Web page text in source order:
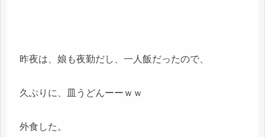
昨夜は、娘も夜勤だし、一人飯だったので、
久ぶりに、皿うどんーーｗｗ
外食した。